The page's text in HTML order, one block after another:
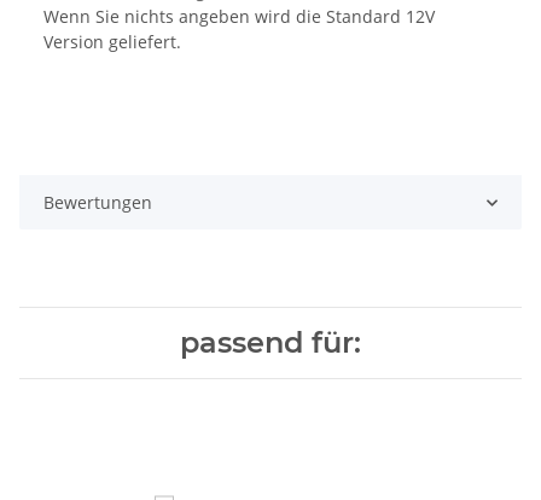
Wenn Sie nichts angeben wird die Standard 12V
Version geliefert.
Bewertungen
passend für: